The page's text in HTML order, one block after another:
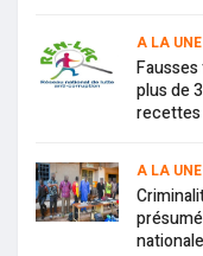
A LA UNE
plus de
recettes
A LA UNE